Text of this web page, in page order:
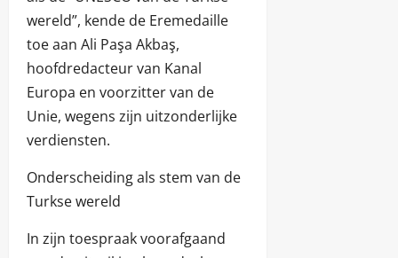
wereld”, kende de Eremedaille
toe aan Ali Paşa Akbaş,
hoofdredacteur van Kanal
Europa en voorzitter van de
Unie, wegens zijn uitzonderlijke
verdiensten.
Onderscheiding als stem van de
Turkse wereld
In zijn toespraak voorafgaand